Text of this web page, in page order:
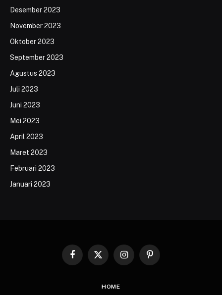
Desember 2023
November 2023
Oktober 2023
September 2023
Agustus 2023
Juli 2023
Juni 2023
Mei 2023
April 2023
Maret 2023
Februari 2023
Januari 2023
Facebook
X
InstagramPinterest
HOME